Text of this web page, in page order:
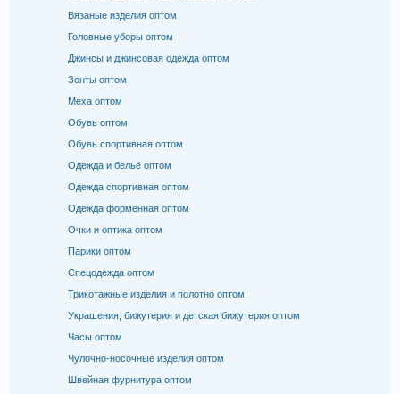
Вязаные изделия оптом
Головные уборы оптом
Джинсы и джинсовая одежда оптом
Зонты оптом
Меха оптом
Обувь оптом
Обувь спортивная оптом
Одежда и бельё оптом
Одежда спортивная оптом
Одежда форменная оптом
Очки и оптика оптом
Парики оптом
Спецодежда оптом
Трикотажные изделия и полотно оптом
Украшения, бижутерия и детская бижутерия оптом
Часы оптом
Чулочно-носочные изделия оптом
Швейная фурнитура оптом